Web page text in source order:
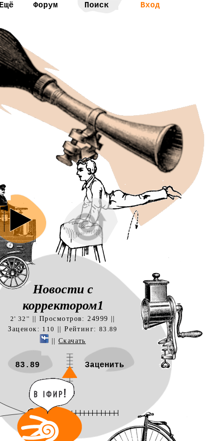
Ещё Форум Вход
Новости с
корректором1
2' 32'' || Просмотров: 24999 ||
Заценок: 110 || Рейтинг:83.89
|| Скачать
83.89 Заценить